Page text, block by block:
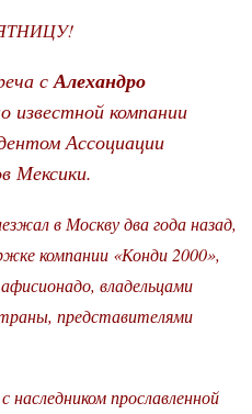
сАлехандро
известной компании
Ассоциации
Мексики.
в Москву два года назад,
компании «Конди 2000»,
владельцами
представителями
прославленной